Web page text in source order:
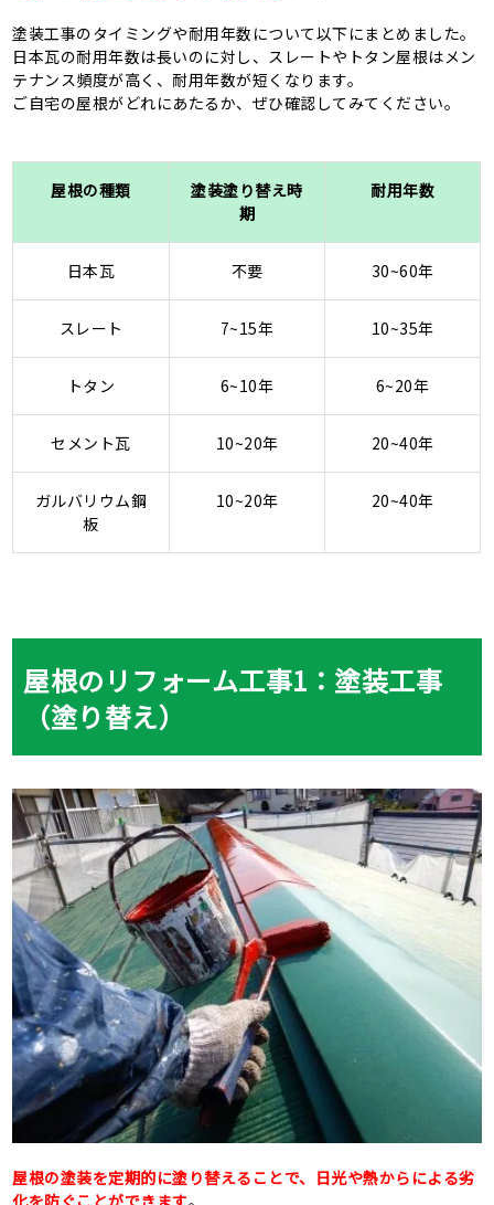
塗装工事のタイミングや耐用年数について以下にまとめました。
日本瓦の耐用年数は長いのに対し、スレートやトタン屋根はメン
テナンス頻度が高く、耐用年数が短くなります。
ご自宅の屋根がどれにあたるか、ぜひ確認してみてください。
屋根の種類
塗装塗り替え時
期
耐用年数
日本瓦 不要 30~60年
スレート 7~15年 10~35年
トタン 6~10年 6~20年
セメント瓦 10~20年 20~40年
ガルバリウム鋼
板
10~20年 20~40年
屋根のリフォーム工事1：塗装工事
（塗り替え）
屋根の塗装を定期的に塗り替えることで、日光や熱からによる劣
化を防ぐことができます。